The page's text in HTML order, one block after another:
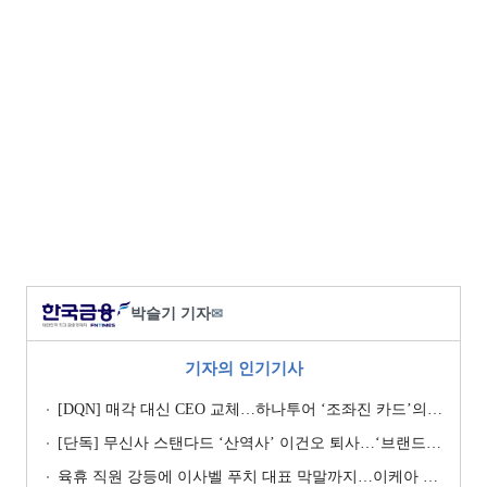
박슬기 기자✉
기자의 인기기사
[DQN] 매각 대신 CEO 교체…하나투어 ‘조좌진 카드’의 속내 [Z-스코어 기업가치 바로보기]
[단독] 무신사 스탠다드 ‘산역사’ 이건오 퇴사…‘브랜드 정체성’ 전환점 맞나
육휴 직원 강등에 이사벨 푸치 대표 막말까지…이케아 코리아“사실과 달라”